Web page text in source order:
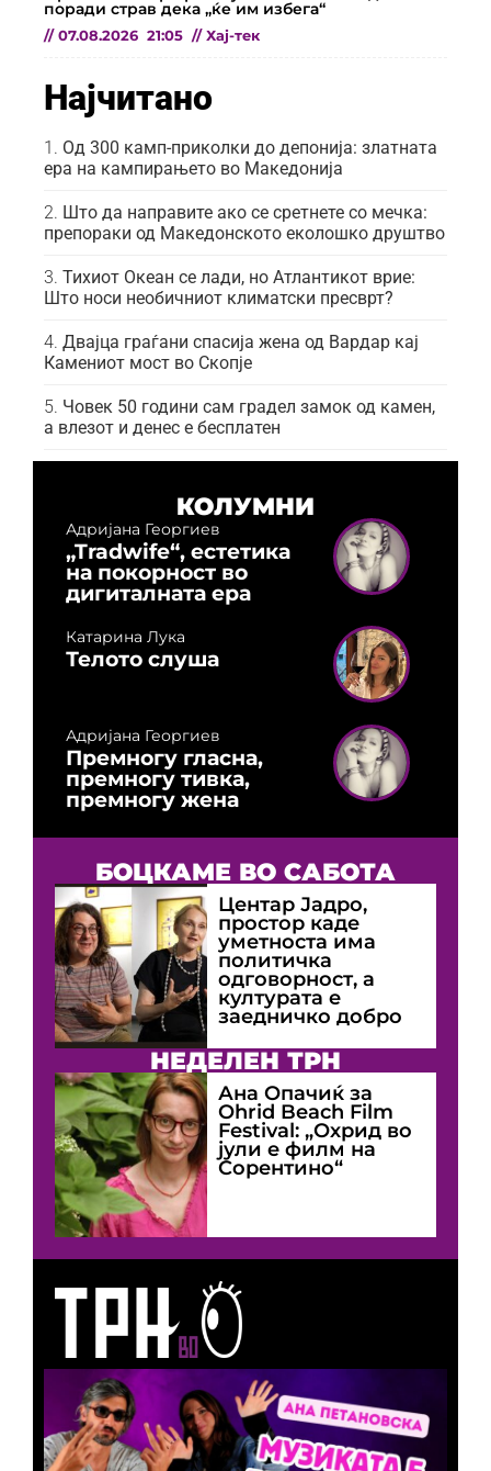
поради страв дека „ќе им избега“
// 07.08.2026 21:05 // Хај-тек
Најчитано
Од 300 камп-приколки до депонија: златната
ера на кампирањето во Македонија
Што да направите ако се сретнете со мечка:
препораки од Македонското еколошко друштво
Тихиот Океан се лади, но Атлантикот врие:
Што носи необичниот климатски пресврт?
Двајца граѓани спасија жена од Вардар кај
Камениот мост во Скопје
Човек 50 години сам градел замок од камен,
а влезот и денес е бесплатен
КОЛУМНИ
Адријана Георгиев
„Tradwife“, естетика
на покорност во
дигиталната ера
Катарина Лука
Телото слуша
Адријана Георгиев
Премногу гласна,
премногу тивка,
премногу жена
БОЦКАМЕ ВО САБОТА
Центар Јадро,
простор каде
уметноста има
политичка
одговорност, а
културата е
заедничко добро
НЕДЕЛЕН ТРН
Ана Опачиќ за
Оhrid Beach Film
Festival: „Охрид во
јули е филм на
Сорентино“